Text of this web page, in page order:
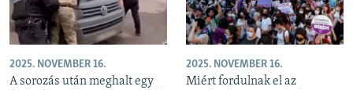
2025. NOVEMBER 16.
A sorozás után meghalt egy
2025. NOVEMBER 16.
Miért fordulnak el az